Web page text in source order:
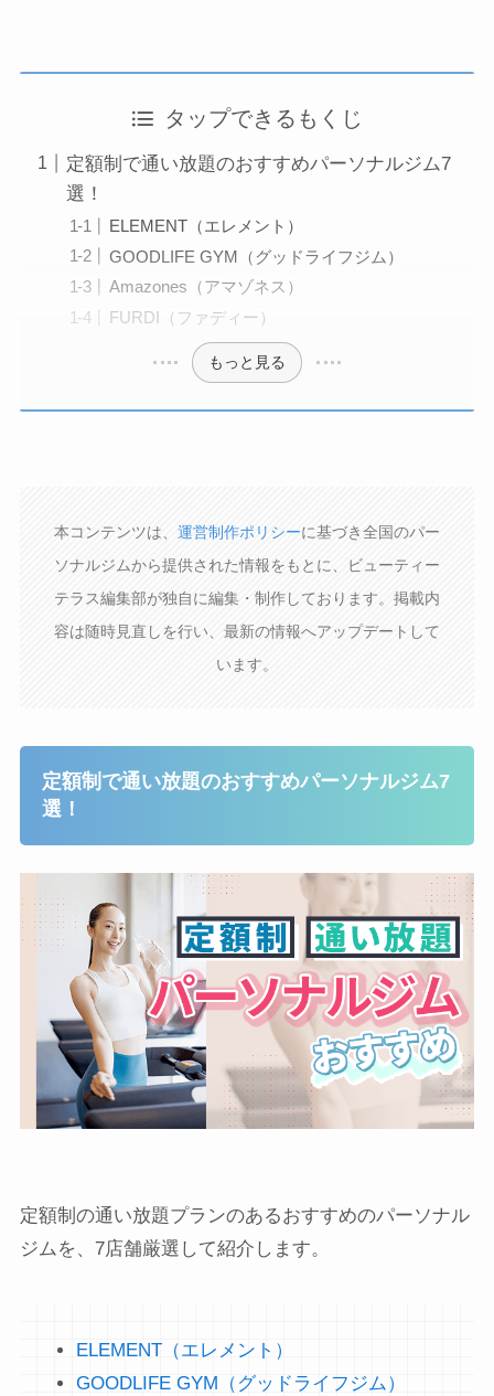
タップできるもくじ
定額制で通い放題のおすすめパーソナルジム7
選！
ELEMENT（エレメント）
GOODLIFE GYM（グッドライフジム）
Amazones（アマゾネス）
FURDI（ファディー）
もっと見る
本コンテンツは、 運営制作ポリシーに基づき全国のパー
ソナルジムから提供された情報をもとに、ビューティー
テラス編集部が独自に編集・制作しております。掲載内
容は随時見直しを行い、最新の情報へアップデートして
います。
定額制で通い放題のおすすめパーソナルジム7
選！
定額制の通い放題プランのあるおすすめのパーソナル
ジムを、7店舗厳選して紹介します。
ELEMENT（エレメント）
GOODLIFE GYM（グッドライフジム）